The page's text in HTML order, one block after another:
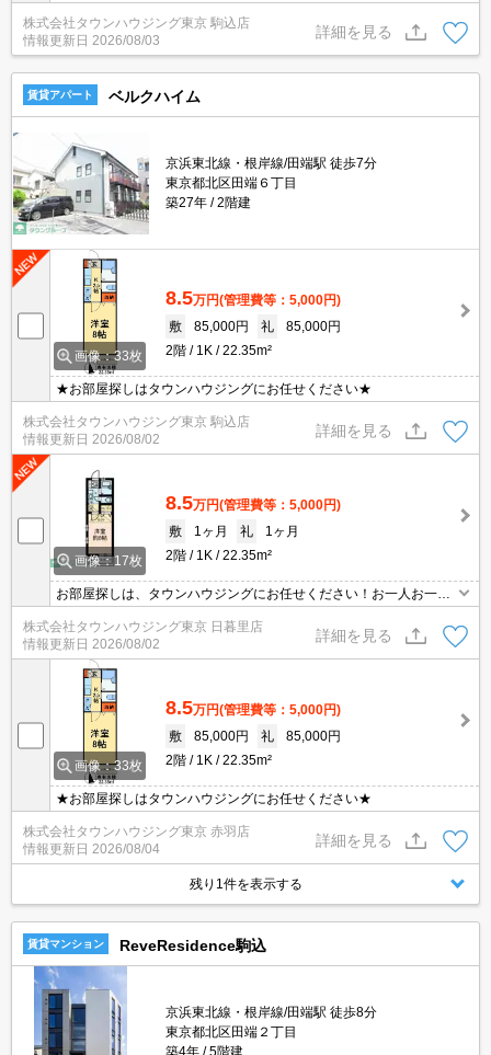
せください。エリアを詳しいスタッフがご対応させて頂きます。
株式会社タウンハウジング東京 駒込店
情報更新日 2026/08/03
詳細を見る
賃貸アパート ベルクハイム
京浜東北線・根岸線/田端駅 徒歩7分
東京都北区田端６丁目
築27年
2階建
画像：33枚
8.5万円(管理費等：5,000円)
敷
85,000円 礼
85,000円
2階
1K 22.35m²
★お部屋探しはタウンハウジングにお任せください★
株式会社タウンハウジング東京 駒込店
情報更新日 2026/08/02
詳細を見る
画像：17枚
8.5万円(管理費等：5,000円)
敷
1ヶ月 礼
1ヶ月
2階
1K 22.35m²
お部屋探しは、タウンハウジングにお任せください！お一人お一人
様に合ったお部屋をお探し致します。分からないことは何でもご相
談くださいませ。
株式会社タウンハウジング東京 日暮里店
情報更新日 2026/08/02
詳細を見る
画像：33枚
8.5万円(管理費等：5,000円)
敷
85,000円 礼
85,000円
2階
1K 22.35m²
★お部屋探しはタウンハウジングにお任せください★
株式会社タウンハウジング東京 赤羽店
情報更新日 2026/08/04
詳細を見る
残り1件を表示する
賃貸マンション ReveResidence駒込
京浜東北線・根岸線/田端駅 徒歩8分
東京都北区田端２丁目
築4年
5階建